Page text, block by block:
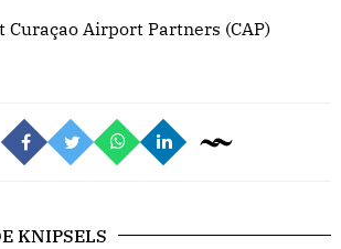
Airport Partners (CAP)
KNIPSELS